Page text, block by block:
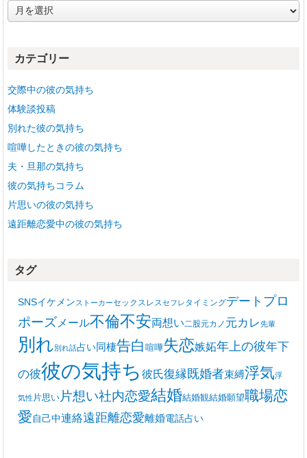
ー
ブカテゴリー
交際中の彼の気持ち
体験談投稿
別れた彼の気持ち
喧嘩したときの彼の気持ち
夫・旦那の気持ち
彼の気持ちコラム
片思いの彼の気持ち
遠距離恋愛中の彼の気持ち
タグ
SNSイケメンストーカーセックスレスセフレタイミングデート プロ
ポーズ メール不倫不安両想い二股元カノ 元カレ先輩
別れ別れ話占い同棲告白 喧嘩失恋嫉妬年上の彼年下
の彼彼の気持ち 彼氏復縁既婚者束縛浮気浮
気性 片思い 片想い社内恋愛結婚結婚観結婚願望職場恋
愛自己中連絡遠距離恋愛離婚電話占い